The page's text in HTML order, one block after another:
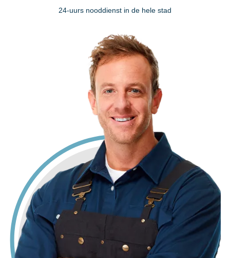
24-uurs nooddienst in de hele stad